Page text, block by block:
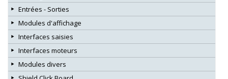
Entrées - Sorties
Modules d'affichage
Interfaces saisies
Interfaces moteurs
Modules divers